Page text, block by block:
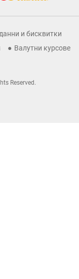
и бисквитки
Валутни курсове
Reserved.